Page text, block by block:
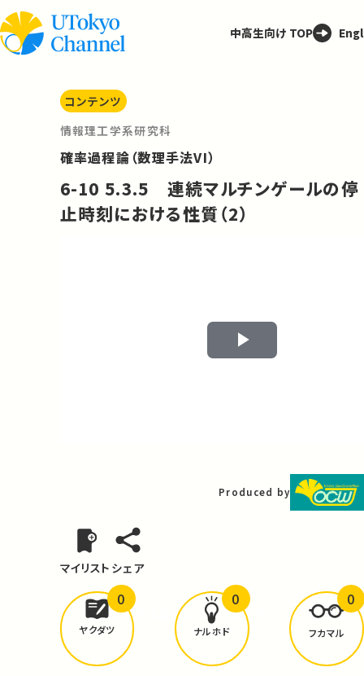
中高生向け TOP
コンテンツ
情報理工学系研究科
確率過程論（数理手法VI）
6-10 5.3.5 連続マルチンゲールの停
止時刻における性質（2）
Play
Produced by
マイリスト シェア
どんな学びがありましたか？
ヤクダツ
0
ナルホド
0
フカマル
0